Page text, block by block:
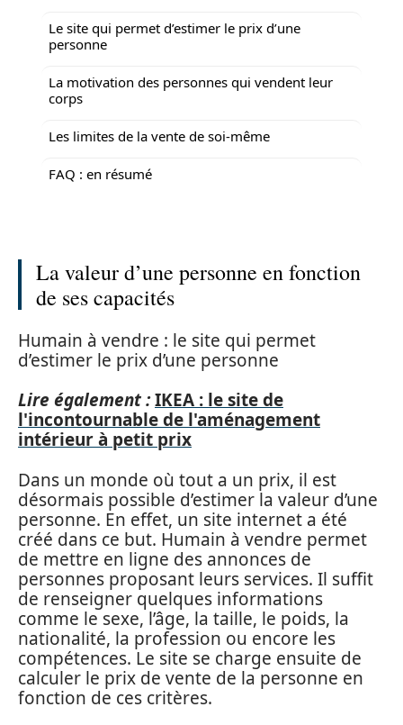
Le site qui permet d’estimer le prix d’une
personne
La motivation des personnes qui vendent leur
corps
Les limites de la vente de soi-même
FAQ : en résumé
La valeur d’une personne en fonction
de ses capacités
Humain à vendre : le site qui permet
d’estimer le prix d’une personne
Lire également :IKEA : le site de
l'incontournable de l'aménagement
intérieur à petit prix
Dans un monde où tout a un prix, il est
désormais possible d’estimer la valeur d’une
personne. En effet, un site internet a été
créé dans ce but. Humain à vendre permet
de mettre en ligne des annonces de
personnes proposant leurs services. Il suffit
de renseigner quelques informations
comme le sexe, l’âge, la taille, le poids, la
nationalité, la profession ou encore les
compétences. Le site se charge ensuite de
calculer le prix de vente de la personne en
fonction de ces critères.